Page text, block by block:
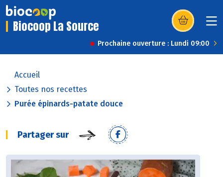
Biocoop La Source (s’ouvre dans
Prochaine ouverture : Lundi 09:00
Accueil
Toutes nos recettes
Purée épinards-patate douce
Partager sur